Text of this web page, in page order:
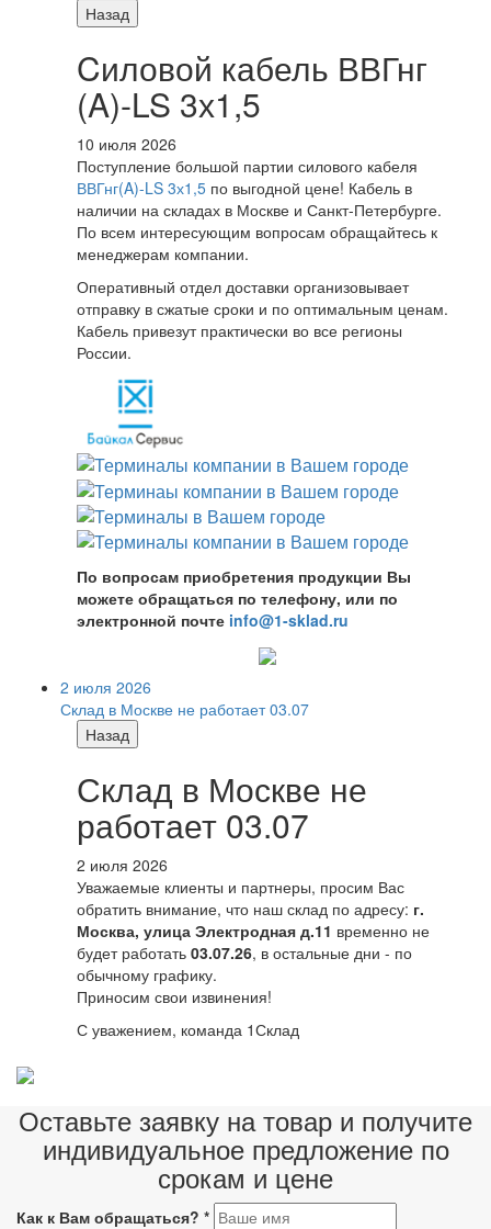
Назад
Cиловой кабель ВВГнг
(A)-LS 3х1,5
10 июля 2026
Поступление большой партии силового кабеля
ВВГнг(A)-LS 3х1,5 по выгодной цене! Кабель в
наличии на складах в Москве и Санкт-Петербурге.
По всем интересующим вопросам обращайтесь к
менеджерам компании.
Оперативный отдел доставки организовывает
отправку в сжатые сроки и по оптимальным ценам.
Кабель привезут практически во все регионы
России.
По вопросам приобретения продукции Вы
можете обращаться по телефону, или по
электронной почте info@1-sklad.ru
2 июля 2026
Склад в Москве не работает 03.07
Назад
Склад в Москве не
работает 03.07
2 июля 2026
Уважаемые клиенты и партнеры, просим Вас
обратить внимание, что наш склад по адресу: г.
Москва, улица Электродная д.11 временно не
будет работать 03.07.26, в остальные дни - по
обычному графику.
Приносим свои извинения!
С уважением, команда 1Склад
Оставьте заявку на товар и получите
индивидуальное предложение по
срокам и цене
Как к Вам обращаться? *